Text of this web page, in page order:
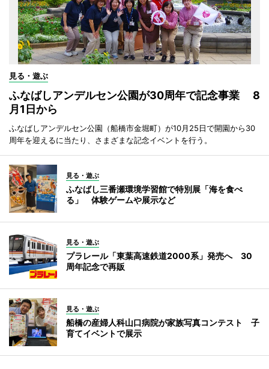
見る・遊ぶ
ふなばしアンデルセン公園が30周年で記念事業 8
月1日から
ふなばしアンデルセン公園（船橋市金堀町）が10月25日で開園から30
周年を迎えるに当たり、さまざまな記念イベントを行う。
見る・遊ぶ
ふなばし三番瀬環境学習館で特別展「海を食べ
る」 体験ゲームや展示など
見る・遊ぶ
プラレール「東葉高速鉄道2000系」発売へ 30
周年記念で再販
見る・遊ぶ
船橋の産婦人科山口病院が家族写真コンテスト 子
育てイベントで展示